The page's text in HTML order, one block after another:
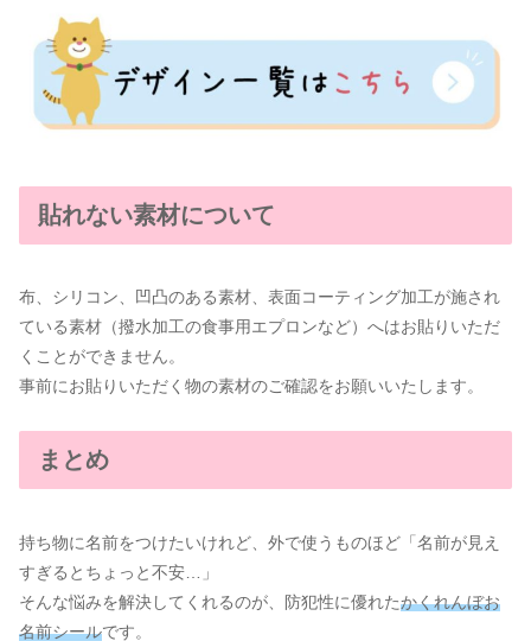
貼れない素材について
布、シリコン、凹凸のある素材、表面コーティング加工が施され
ている素材（撥水加工の食事用エプロンなど）へはお貼りいただ
くことができません。
事前にお貼りいただく物の素材のご確認をお願いいたします。
まとめ
持ち物に名前をつけたいけれど、外で使うものほど「名前が見え
すぎるとちょっと不安…」
そんな悩みを解決してくれるのが、防犯性に優れたかくれんぼお
名前シールです。